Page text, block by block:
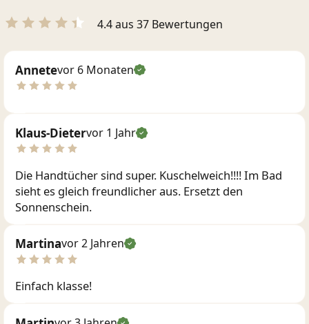
4.4 aus 37 Bewertungen
Annetevor 6 Monaten
Klaus-Dietervor 1 Jahr
Die Handtücher sind super. Kuschelweich!!!! Im Bad
sieht es gleich freundlicher aus. Ersetzt den
Sonnenschein.
Martinavor 2 Jahren
Einfach klasse!